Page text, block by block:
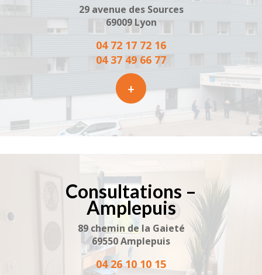
29 avenue des Sources
69009 Lyon
04 72 17 72 16
04 37 49 66 77
+
Consultations –
Amplepuis
89 chemin de la Gaieté
69550 Amplepuis
04 26 10 10 15